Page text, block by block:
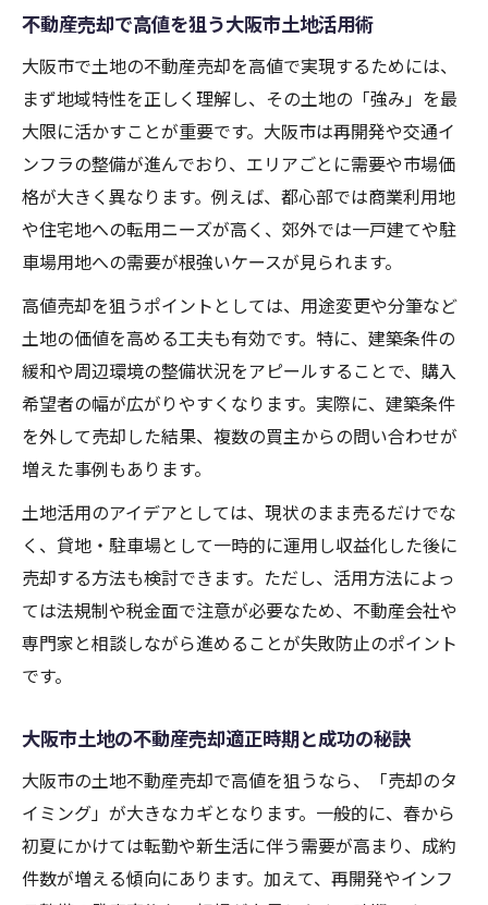
不動産売却を成功させる大阪市土地戦略
不動産売却を有利に導く大阪市土地戦略の
基本
大阪市土地を高く売るための情報収集術と
は
不動産売却に必要な大阪市土地の価値見極
め法
大阪市内土地売却で差がつく交渉テクニッ
ク
不動産売却を加速させる大阪市独自の工夫
土地売却なら大阪市の相場変動に注目を
不動産売却で押さえるべき大阪市土地相場
の動き
大阪市土地の相場変動が不動産売却に与え
る影響
不動産売却で知るべき大阪市の最新土地価
格傾向
土地相場データを活かす不動産売却の実践
法
高額不動産売却に必要な大阪市土地のポイント
不動産売却成功へ導く大阪市土地の高額売
却条件
高額不動産売却に役立つ土地の魅力アップ
法
不動産売却で高値を狙う大阪市土地活用術
大阪市で土地の不動産売却を高値で実現するためには、
まず地域特性を正しく理解し、その土地の「強み」を最
大限に活かすことが重要です。大阪市は再開発や交通イ
ンフラの整備が進んでおり、エリアごとに需要や市場価
格が大きく異なります。例えば、都心部では商業利用地
や住宅地への転用ニーズが高く、郊外では一戸建てや駐
車場用地への需要が根強いケースが見られます。
高値売却を狙うポイントとしては、用途変更や分筆など
土地の価値を高める工夫も有効です。特に、建築条件の
緩和や周辺環境の整備状況をアピールすることで、購入
希望者の幅が広がりやすくなります。実際に、建築条件
を外して売却した結果、複数の買主からの問い合わせが
増えた事例もあります。
土地活用のアイデアとしては、現状のまま売るだけでな
く、貸地・駐車場として一時的に運用し収益化した後に
売却する方法も検討できます。ただし、活用方法によっ
ては法規制や税金面で注意が必要なため、不動産会社や
専門家と相談しながら進めることが失敗防止のポイント
です。
大阪市土地の不動産売却適正時期と成功の秘訣
大阪市の土地不動産売却で高値を狙うなら、「売却のタ
イミング」が大きなカギとなります。一般的に、春から
初夏にかけては転勤や新生活に伴う需要が高まり、成約
件数が増える傾向にあります。加えて、再開発やインフ